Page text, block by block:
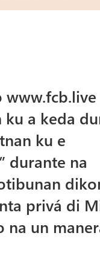
www.fcb.live
a keda
ku e
durante na
privá di
na un